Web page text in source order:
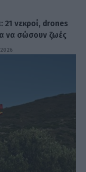
νεκροί, drones
να σώσουν ζωές